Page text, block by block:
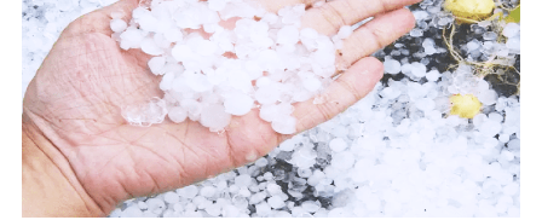
（なお、当社は複数の保険会社と取引があり、取得した個人
情報を取引のある他の保険会社の商品・サービスをご提案す
るために利用させていただくことがあります。）
上記に係る連絡・手続き・管理等付帯業務を行うため
3.セミナー募集サイトから取得した個人情報
各種セミナーの案内、開催のため
上記に係る連絡・手続き・管理等付帯業務を行うため